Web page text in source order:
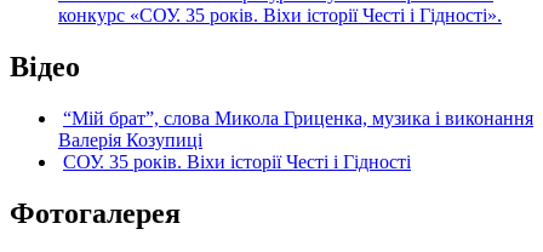
конкурс «СОУ. 35 років. Віхи історії Честі і Гідності».
Відео
“Мій брат”, слова Микола Гриценка, музика і виконання
Валерія Козупиці
СОУ. 35 років. Віхи історії Честі і Гідності
Фотогалерея